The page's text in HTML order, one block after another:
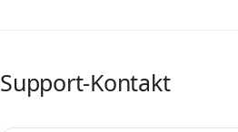
Support-Kontakt